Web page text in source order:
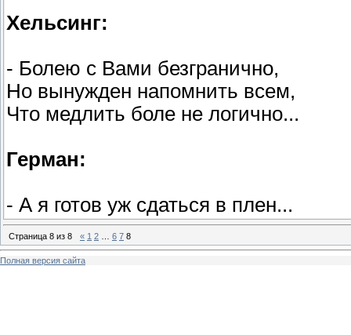
Хельсинг:
- Болею с Вами безгранично,
Но вынужден напомнить всем,
Что медлить боле не логично...
Герман:
- А я готов уж сдаться в плен...
Страница 8 из 8 « 1 2 6 7 8
Полная версия сайта